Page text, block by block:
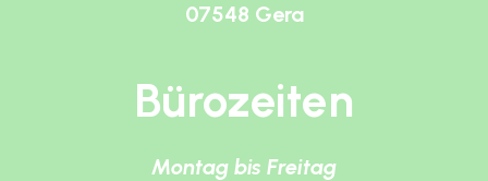
07548 Gera
Bürozeiten
Montag bis Freitag